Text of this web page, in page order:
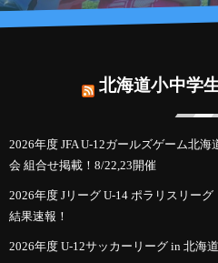
北海道小中学
2026年度 JFA U-12ガールズゲーム北
会 組合せ掲載！8/22,23開催
2026年度 Jリーグ U-14 ポラリスリー
結果速報！
2026年度 U-12サッカーリーグ in 北海